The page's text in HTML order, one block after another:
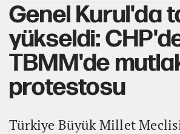
Genel Kurul'da
yükseldi:
TBMM'de
protestosu
Türkiye Büyük Millet